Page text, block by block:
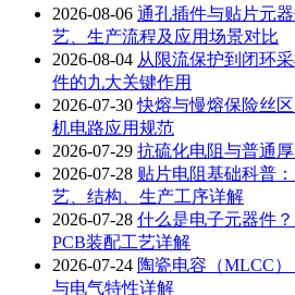
2026-08-06 通孔插件与贴片元
艺、生产流程及应用场景对比
2026-08-04 从限流保护到闭环
件的九大关键作用
2026-07-30 快熔与慢熔保险丝
机电路应用规范
2026-07-29 抗硫化电阻与普通
2026-07-28 贴片电阻基础科普
艺、结构、生产工序详解
2026-07-28 什么是电子元器件
PCB装配工艺详解
2026-07-24 陶瓷电容（MLCC
与电气特性详解